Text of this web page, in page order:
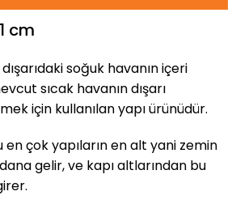
cm
soğuk havanın içeri
sıcak havanın dışarı
için kullanılan yapı ürünüdür.
en çok yapıların en alt yani zemin
gelir, ve kapı altlarından bu